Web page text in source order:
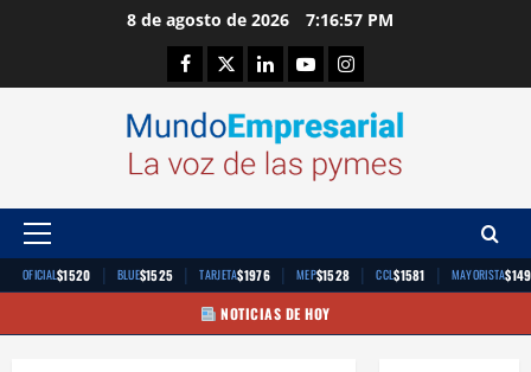
8 de agosto de 2026 7:16:58 PM
Facebook
TwitterLinkedinYoutubeInstagram
Menú
principal
OFICIAL$1520 | BLUE$1525 | TARJETA$1976 | MEP$1528 | CCL$1581 | MAYORISTA
NOTICIAS DE HOY